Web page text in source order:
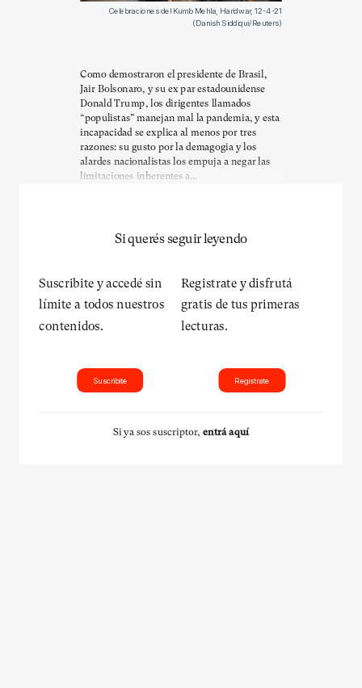
Celebraciones del Kumb Mehla, Haridwar, 12-4-21
(Danish Siddiqui/Reuters)
Como demostraron el presidente de Brasil,
Jair Bolsonaro, y su ex par estadounidense
Donald Trump, los dirigentes llamados
“populistas” manejan mal la pandemia, y esta
incapacidad se explica al menos por tres
razones: su gusto por la demagogia y los
alardes nacionalistas los empuja a negar las
limitaciones inherentes a...
Si querés seguir leyendo
Suscribite y accedé sin
límite a todos nuestros
contenidos.
Suscribite
Registrate y disfrutá
gratis de tus primeras
lecturas.
Registrate
Si ya sos suscriptor, entrá aquí